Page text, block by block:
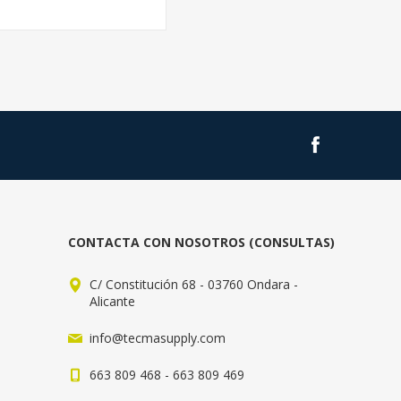
CONTACTA CON NOSOTROS (CONSULTAS)
C/ Constitución 68 - 03760 Ondara -
Alicante
info@tecmasupply.com
663 809 468 - 663 809 469